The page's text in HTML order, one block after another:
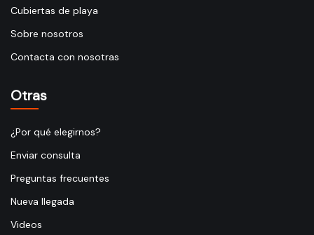
Cubiertas de playa
Sobre nosotros
Contacta con nosotras
Otras
¿Por qué elegirnos?
Enviar consulta
Preguntas frecuentes
Nueva llegada
Videos